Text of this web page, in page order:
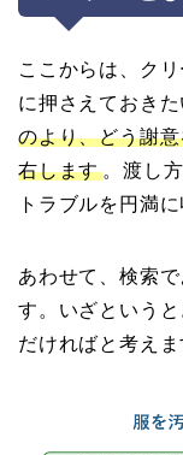
ここからは、ク
に押さえておき
のより、どう謝
右します 。渡し
トラブルを円満
あわせて、検索
す。いざという
だければと考えま